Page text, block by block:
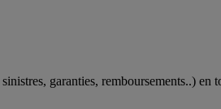
garanties, remboursements..) en